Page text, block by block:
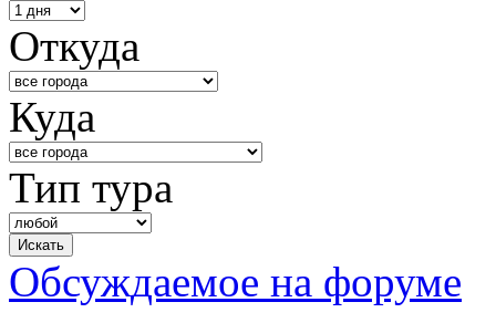
Откуда
Куда
Тип тура
Обсуждаемое на форуме